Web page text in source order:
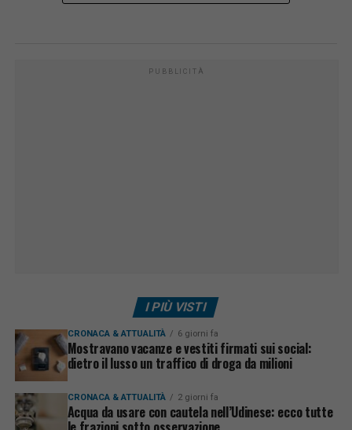
PUBBLICITÀ
I PIÙ VISTI
CRONACA & ATTUALITÀ 6 giorni fa
Mostravano vacanze e vestiti firmati sui social:
dietro il lusso un traffico di droga da milioni
CRONACA & ATTUALITÀ 2 giorni fa
Acqua da usare con cautela nell’Udinese: ecco tutte